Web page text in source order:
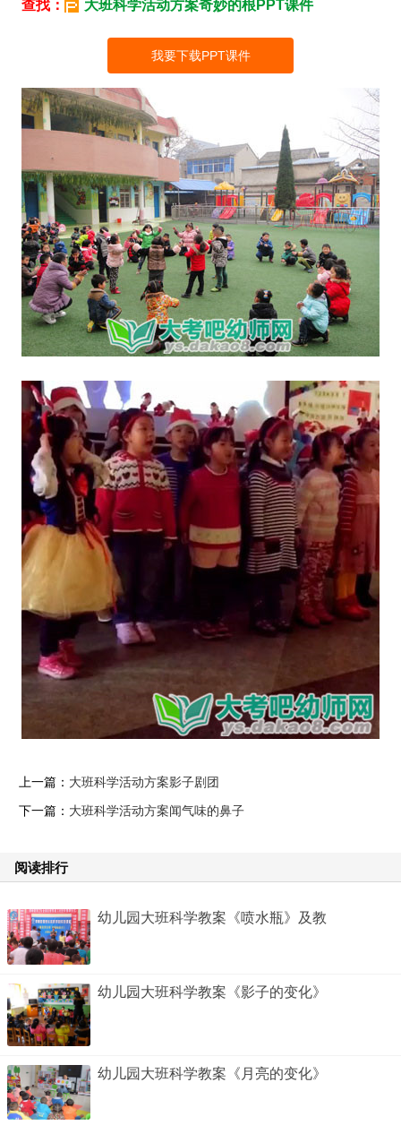
查找： 大班科学活动方案奇妙的根PPT课件
我要下载PPT课件
上一篇： 大班科学活动方案影子剧团
下一篇： 大班科学活动方案闻气味的鼻子
阅读排行
幼儿园大班科学教案《喷水瓶》及教
幼儿园大班科学教案《影子的变化》
幼儿园大班科学教案《月亮的变化》